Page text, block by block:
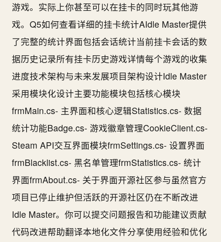
游戏。实际上你甚至可以在挂卡的同时玩其他游
戏。Q5如何查看详细的挂卡统计AIdle Master提供
了完整的统计界面包括会话统计当前挂卡会话的数
据历史记录所有挂卡历史游戏详情每个游戏的收集
进度技术架构与未来发展项目架构设计Idle Master
采用模块化设计主要功能模块包括核心模块
frmMain.cs- 主界面和核心逻辑Statistics.cs- 数据
统计功能Badge.cs- 游戏徽章管理CookieClient.cs-
Steam API交互界面模块frmSettings.cs- 设置界面
frmBlacklist.cs- 黑名单管理frmStatistics.cs- 统计
界面frmAbout.cs- 关于界面开源社区参与虽然官方
项目已停止维护但活跃的开源社区仍在不断改进
Idle Master。你可以提交问题报告和功能建议贡献
代码改进帮助翻译本地化文件分享使用经验和优化